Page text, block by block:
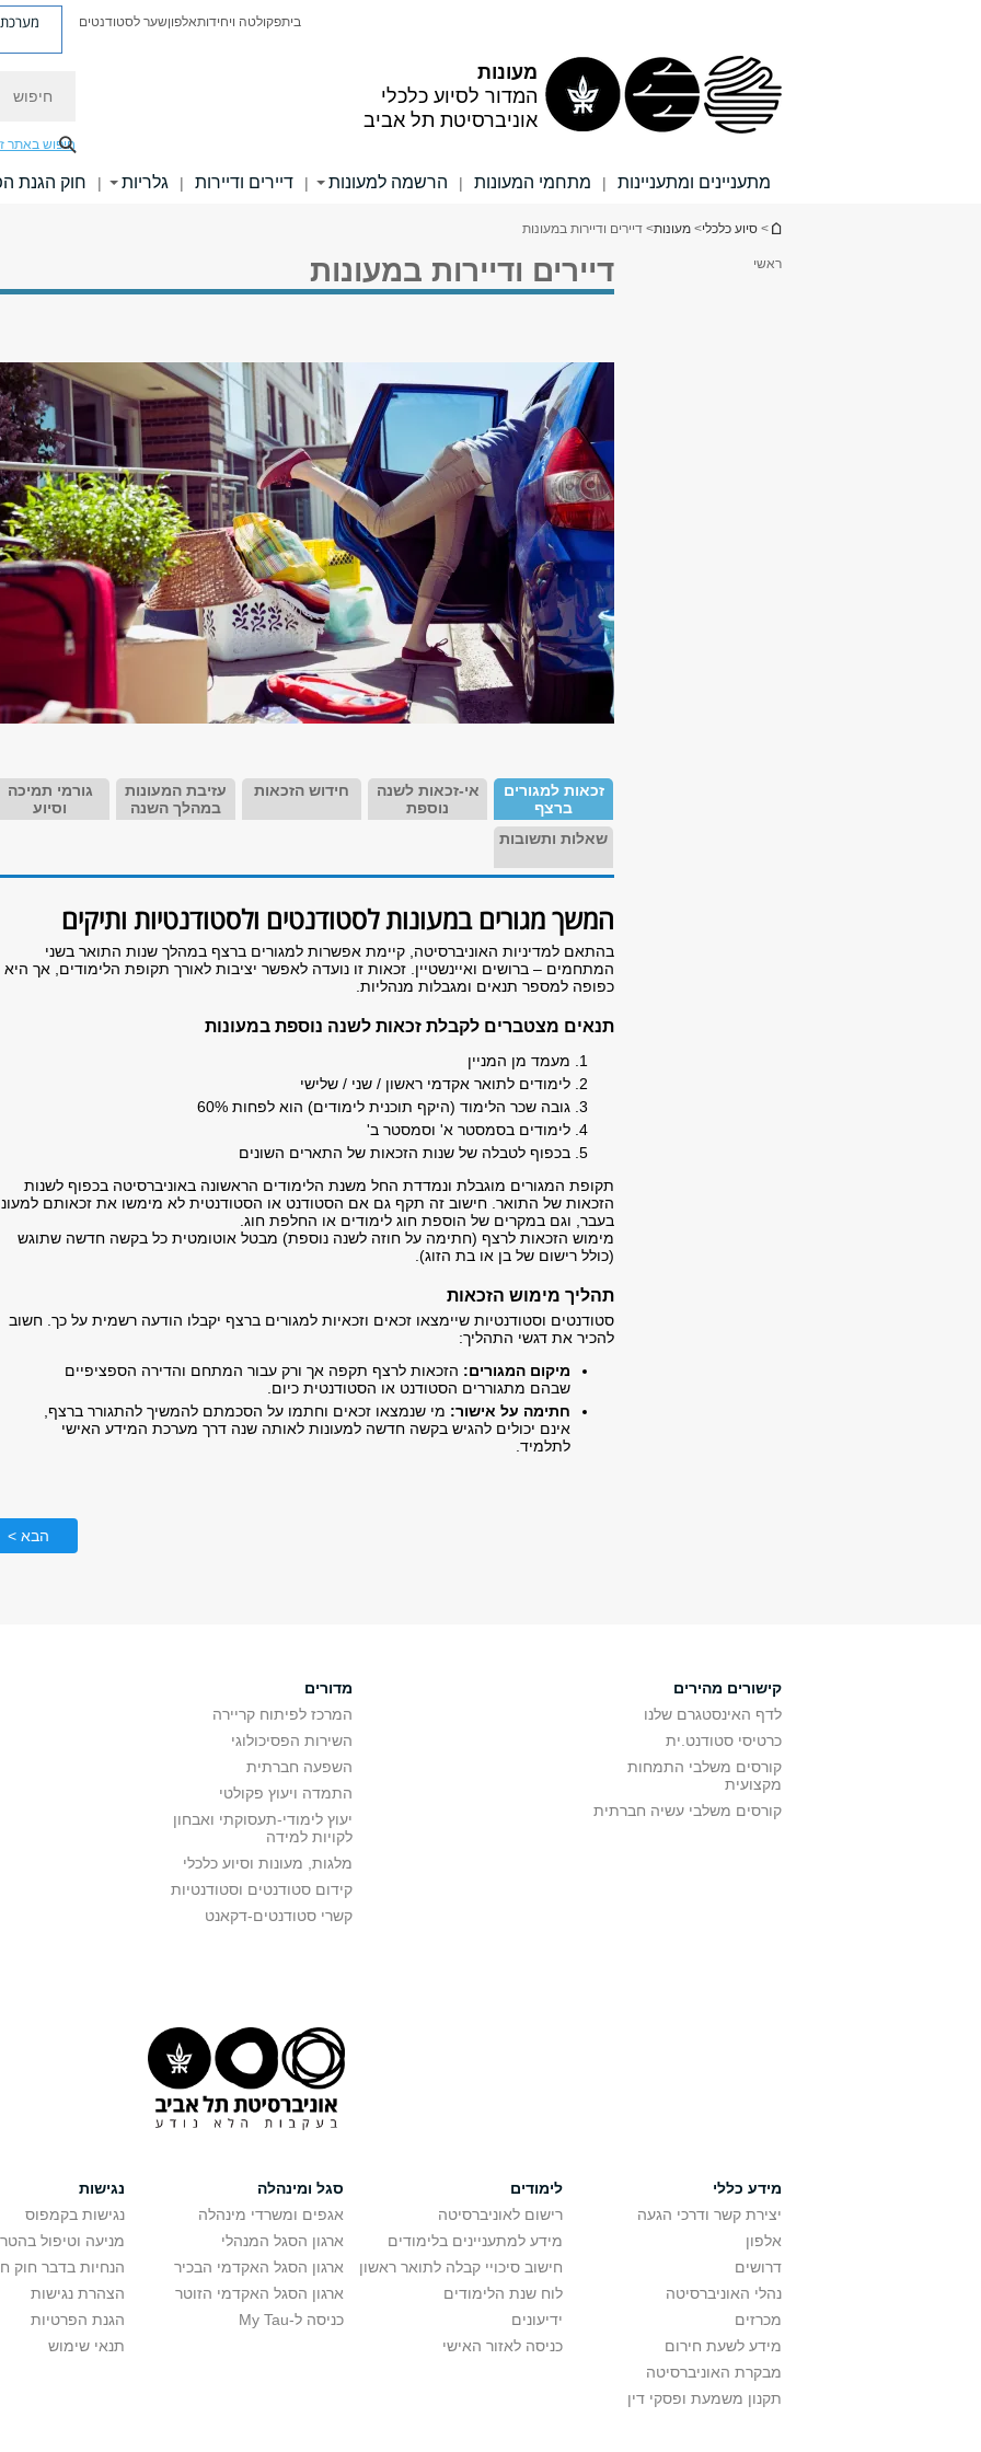
מעונות
המדור לסיוע כלכלי
אוניברסיטת תל אביב
ביתפקולטה ויחידותאלפוןשער לסטודנטים מערכת
חיפוש באתר
מתעניינים ומתעניינות | מתחמי המעונות | הרשמה למעונות | דיירים ודיירות | גלריות | חוק הגנת
הינך נמצא כאן
> סיוע כלכלי> מעונות> דיירים ודיירות במעונות
ראשי דיירים ודיירות במעונות
זכאות למגורים
ברצף
אי-זכאות לשנה
נוספת
חידוש הזכאות
עזיבת המעונות
במהלך השנה
גורמי תמיכה
וסיוע
שאלות ותשובות
המשך מגורים במעונות לסטודנטים ולסטודנטיות ותיקים
בהתאם למדיניות האוניברסיטה, קיימת אפשרות למגורים ברצף במהלך שנות התואר בשני
המתחמים – ברושים ואיינשטיין. זכאות זו נועדה לאפשר יציבות לאורך תקופת הלימודים, אך היא
כפופה למספר תנאים ומגבלות מנהליות.
תנאים מצטברים לקבלת זכאות לשנה נוספת במעונות
מעמד מן המניין
לימודים לתואר אקדמי ראשון / שני / שלישי
גובה שכר הלימוד (היקף תוכנית לימודים) הוא לפחות 60%
לימודים בסמסטר א' וסמסטר ב'
בכפוף לטבלה של שנות הזכאות של התארים השונים
תקופת המגורים מוגבלת ונמדדת החל משנת הלימודים הראשונה באוניברסיטה בכפוף לשנות
הזכאות של התואר. חישוב זה תקף גם אם הסטודנט או הסטודנטית לא מימשו את זכאותם
בעבר, וגם במקרים של הוספת חוג לימודים או החלפת חוג.
מימוש הזכאות לרצף (חתימה על חוזה לשנה נוספת) מבטל אוטומטית כל בקשה חדשה שתוגש
(כולל רישום של בן או בת הזוג).
תהליך מימוש הזכאות
סטודנטים וסטודנטיות שיימצאו זכאים וזכאיות למגורים ברצף יקבלו הודעה רשמית על כך. חשוב
להכיר את דגשי התהליך:
מיקום המגורים: הזכאות לרצף תקפה אך ורק עבור המתחם והדירה הספציפיים
שבהם מתגוררים הסטודנט או הסטודנטית כיום.
חתימה על אישור: מי שנמצאו זכאים וחתמו על הסכמתם להמשיך להתגורר ברצף,
אינם יכולים להגיש בקשה חדשה למעונות לאותה שנה דרך מערכת המידע האישי
לתלמיד.
הבא >
קישורים מהירים
לדף האינסטגרם שלנו
כרטיסי סטודנט.ית
קורסים משלבי התמחות
מקצועית
קורסים משלבי עשיה חברתית
מדורים
המרכז לפיתוח קריירה
השירות הפסיכולוגי
השפעה חברתית
התמדה ויעוץ פקולטי
יעוץ לימודי-תעסוקתי ואבחון
לקויות למידה
מלגות, מעונות וסיוע כלכלי
קידום סטודנטים וסטודנטיות
קשרי סטודנטים-דקאנט
מידע כללי
יצירת קשר ודרכי הגעה
אלפון
דרושים
נהלי האוניברסיטה
מכרזים
מידע לשעת חירום
מבקרת האוניברסיטה
תקנון משמעת ופסקי דין
לימודים
רישום לאוניברסיטה
מידע למתעניינים בלימודים
חישוב סיכויי קבלה לתואר ראשון
לוח שנת הלימודים
ידיעונים
כניסה לאזור האישי
סגל ומינהלה
אגפים ומשרדי מינהלה
ארגון הסגל המנהלי
ארגון הסגל האקדמי הבכיר
ארגון הסגל האקדמי הזוטר
כניסה ל-My Tau
נגישות
נגישות בקמפוס
מניעה וטיפול
הנחיות בדבר חוק
הצהרת נגישות
הגנת הפרטיות
תנאי שימוש